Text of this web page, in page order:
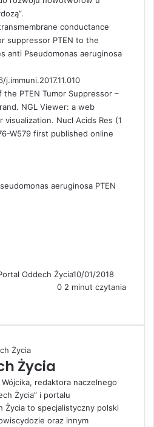
conductance
suppressor PTEN to the
anti Pseudomonas aeruginosa
PTEN Tumor Suppressor –
NGL Viewer: a web
visualization. Nucl Acids Res (1
W579 first published online
aeruginosa PTEN
Oddech Życia10/01/2018
0 2 minut czytania
Życia
redaktora naczelnego
Życia” i portalu
Życia to specjalistyczny polski
oraz innym